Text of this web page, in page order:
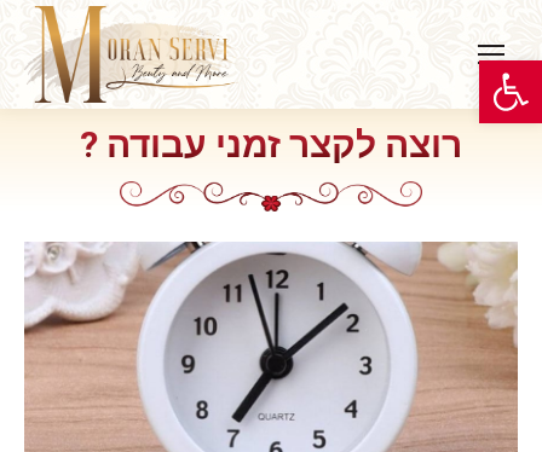
פתח סרגל נגישות
רוצה לקצר זמני עבודה ?
You are here: